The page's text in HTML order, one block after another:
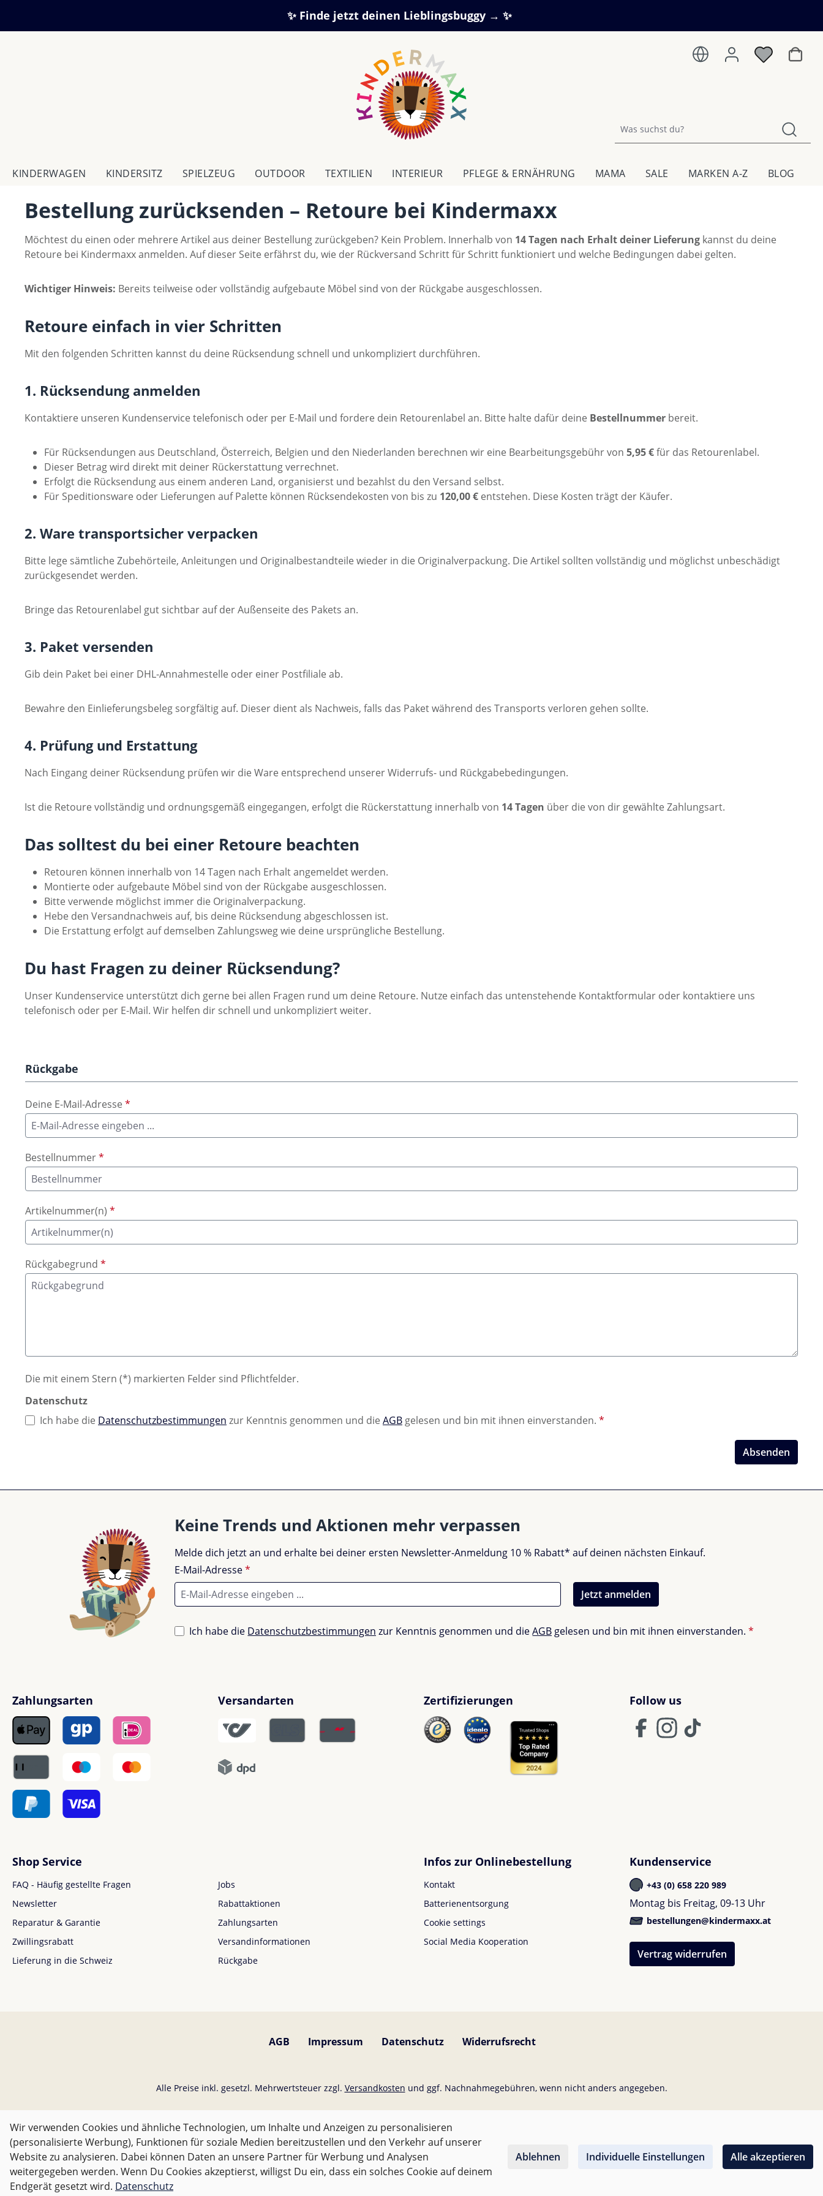
✨ Finde jetzt deinen Lieblingsbuggy → ✨
KINDERWAGEN KINDERSITZ SPIELZEUG OUTDOOR TEXTILIEN IN­TE­RI­EUR PFLEGE & ERNÄHRUNG MAMA SALE MARKEN A-Z BLOG
Bestellung zurücksenden – Retoure bei Kindermaxx
Möchtest du einen oder mehrere Artikel aus deiner Bestellung zurückgeben? Kein Problem. Innerhalb von 14 Tagen nach Erhalt deiner Lieferung kannst du deine
Retoure bei Kindermaxx anmelden. Auf dieser Seite erfährst du, wie der Rückversand Schritt für Schritt funktioniert und welche Bedingungen dabei gelten.
Wichtiger Hinweis: Bereits teilweise oder vollständig aufgebaute Möbel sind von der Rückgabe ausgeschlossen.
Retoure einfach in vier Schritten
Mit den folgenden Schritten kannst du deine Rücksendung schnell und unkompliziert durchführen.
1. Rücksendung anmelden
Kontaktiere unseren Kundenservice telefonisch oder per E-Mail und fordere dein Retourenlabel an. Bitte halte dafür deine Bestellnummer bereit.
Für Rücksendungen aus Deutschland, Österreich, Belgien und den Niederlanden berechnen wir eine Bearbeitungsgebühr von 5,95 €für das Retourenlabel.
Dieser Betrag wird direkt mit deiner Rückerstattung verrechnet.
Erfolgt die Rücksendung aus einem anderen Land, organisierst und bezahlst du den Versand selbst.
Für Speditionsware oder Lieferungen auf Palette können Rücksendekosten von bis zu 120,00 € entstehen. Diese Kosten trägt der Käufer.
2. Ware transportsicher verpacken
Bitte lege sämtliche Zubehörteile, Anleitungen und Originalbestandteile wieder in die Originalverpackung. Die Artikel sollten vollständig und möglichst unbeschädigt
zurückgesendet werden.
Bringe das Retourenlabel gut sichtbar auf der Außenseite des Pakets an.
3. Paket versenden
Gib dein Paket bei einer DHL-Annahmestelle oder einer Postfiliale ab.
Bewahre den Einlieferungsbeleg sorgfältig auf. Dieser dient als Nachweis, falls das Paket während des Transports verloren gehen sollte.
4. Prüfung und Erstattung
Nach Eingang deiner Rücksendung prüfen wir die Ware entsprechend unserer Widerrufs- und Rückgabebedingungen.
Ist die Retoure vollständig und ordnungsgemäß eingegangen, erfolgt die Rückerstattung innerhalb von 14 Tagen über die von dir gewählte Zahlungsart.
Das solltest du bei einer Retoure beachten
Retouren können innerhalb von 14 Tagen nach Erhalt angemeldet werden.
Montierte oder aufgebaute Möbel sind von der Rückgabe ausgeschlossen.
Bitte verwende möglichst immer die Originalverpackung.
Hebe den Versandnachweis auf, bis deine Rücksendung abgeschlossen ist.
Die Erstattung erfolgt auf demselben Zahlungsweg wie deine ursprüngliche Bestellung.
Du hast Fragen zu deiner Rücksendung?
Unser Kundenservice unterstützt dich gerne bei allen Fragen rund um deine Retoure. Nutze einfach das untenstehende Kontaktformular oder kontaktiere uns
telefonisch oder per E-Mail. Wir helfen dir schnell und unkompliziert weiter.
Rückgabe
Deine E-Mail-Adresse *
Bestellnummer*
Artikelnummer(n) *
Rückgabegrund *
Die mit einem Stern (*) markierten Felder sind Pflichtfelder.
Datenschutz
Ich habe die Datenschutzbestimmungen zur Kenntnis genommen und die AGB gelesen und bin mit ihnen einverstanden. *
Absenden
Keine Trends und Aktionen mehr verpassen
Melde dich jetzt an und erhalte bei deiner ersten Newsletter-Anmeldung 10 % Rabatt* auf deinen nächsten Einkauf.
E-Mail-Adresse*
Jetzt anmelden
Ich habe die Datenschutzbestimmungen zur Kenntnis genommen und dieAGB gelesen und bin mit ihnen einverstanden.*
Zahlungsarten Versandarten Zertifizierungen Follow us
Shop Service
FAQ - Häufig gestellte Fragen
Jobs
Newsletter
Rabattaktionen
Reparatur & Garantie
Zahlungsarten
Zwillingsrabatt
Versandinformationen
Lieferung in die Schweiz
Rückgabe
Infos zur Onlinebestellung
Kontakt
Batterienentsorgung
Cookie settings
Social Media Kooperation
Kundenservice
+43 (0) 658 220 989
Montag bis Freitag, 09-13 Uhr
bestellungen@kindermaxx.at
Vertrag widerrufen
AGB Impressum Datenschutz Widerrufsrecht
Alle Preise inkl. gesetzl. Mehrwertsteuer zzgl. Versandkosten und ggf. Nachnahmegebühren, wenn nicht anders angegeben.
Für Österreich sind Bestellungen ab 50,- EUR versandkostenfrei.
Für andere Länder wird nachGewicht abgerechnet .
Wir verwenden Cookies und ähnliche Technologien, um Inhalte und Anzeigen zu personalisieren
(personalisierte Werbung), Funktionen für soziale Medien bereitzustellen und den Verkehr auf unserer
Website zu analysieren. Dabei können Daten an unsere Partner für Werbung und Analysen
weitergegeben werden. Wenn Du Cookies akzeptierst, willigst Du ein, dass ein solches Cookie auf deinem
Endgerät gesetzt wird. Datenschutz
Ablehnen Individuelle Einstellungen Alle akzeptieren